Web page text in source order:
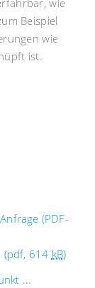
wie
Beispiel
wie
ist.
(PDF-
(pdf, 614 kB)
...